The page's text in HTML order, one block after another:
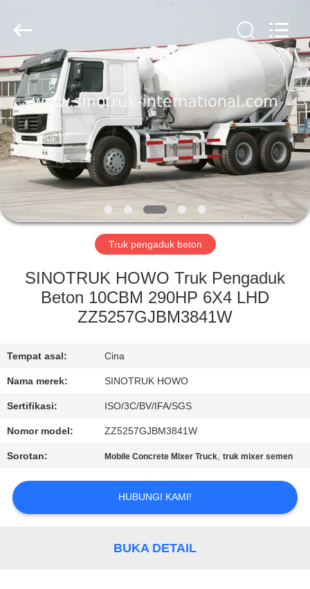
RUMAH
PRODUK
TENTANG
KAMI
TUR
KONTROL
KUALITAS
HUBUNGI
KAMI
MINTA
KUTIPAN
SITEMAP
LTD..
Truk pengaduk beton
SINOTRUK HOWO Truk Pengaduk
Beton 10CBM 290HP 6X4 LHD
ZZ5257GJBM3841W
Tempat asal: Cina
Nama merek: SINOTRUK HOWO
Sertifikasi: ISO/3C/BV/IFA/SGS
Nomor model: ZZ5257GJBM3841W
Sorotan: Mobile Concrete Mixer Truck,truk mixer semen
HUBUNGI KAMI!
BUKA DETAIL